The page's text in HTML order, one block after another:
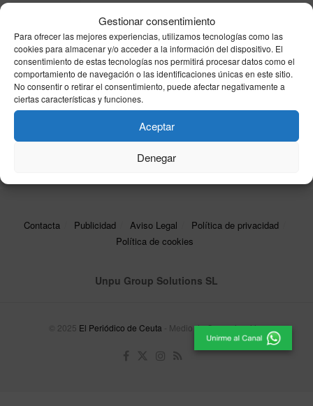
Gestionar consentimiento
Para ofrecer las mejores experiencias, utilizamos tecnologías como las
cookies para almacenar y/o acceder a la información del dispositivo. El
consentimiento de estas tecnologías nos permitirá procesar datos como el
comportamiento de navegación o las identificaciones únicas en este sitio.
No consentir o retirar el consentimiento, puede afectar negativamente a
ciertas características y funciones.
Aceptar
Denegar
UGT consigue compromiso de Estructuras del
Estrecho para saldar deuda con los trabajadores
20/01/2025
Comisiones Obreras se moviliza contra el
impago de nóminas en Estructuras del Estrecho
Contacta Publicidad Aviso Legal
Política de privacidad
Política de cookies
Unpu Group Solutions SL
© 2025 El Periódico de Ceuta - Medio de Comunicación.